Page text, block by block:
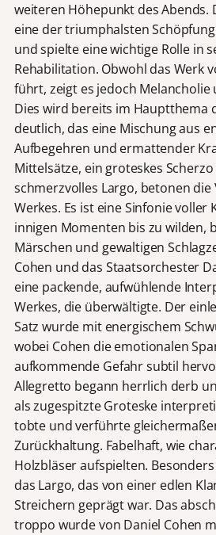
weiteren Höhepunkt des Abends.
eine der triumphalsten
und spielte eine wichtige Rolle in
Rehabilitation. Obwohl das Werk
führt, zeigt es jedoch Melancholie
Dies wird bereits im Hauptthema
deutlich, das eine Mischung aus
Aufbegehren und ermattender
Mittelsätze, ein groteskes
schmerzvolles Largo, betonen die
Werkes. Es ist eine Sinfonie voller
innigen Momenten bis zu wilden,
Märschen und gewaltigen
Cohen und das Staatsorchester
eine packende, aufwühlende
Werkes, die überwältigte. Der
Satz wurde mit energischem
wobei Cohen die emotionalen
aufkommende Gefahr subtil
Allegretto begann herrlich derb
als zugespitzte Groteske
tobte und verführte
Zurückhaltung. Fabelhaft, wie
Holzbläser aufspielten.
das Largo, das von einer edlen
Streichern geprägt war. Das
troppo wurde von Daniel Cohen